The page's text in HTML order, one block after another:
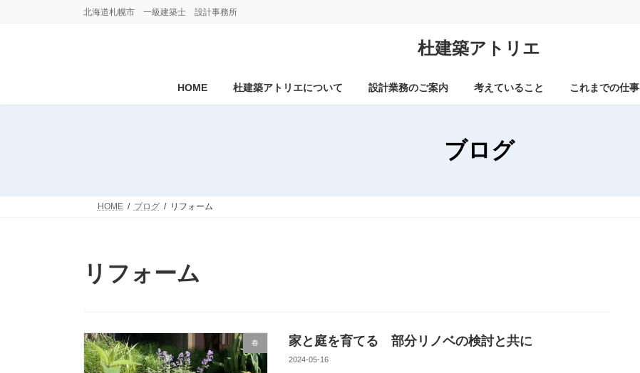
北海道札幌市 一級建築士 設計事務所
杜建築アトリエ
HOME 杜建築アトリエについて 設計業務のご案内 考えていること これまでの仕事
ブログ
HOME ブログ リフォーム
リフォーム
春 家と庭を育てる 部分リノベの検討と共に
2024-05-16